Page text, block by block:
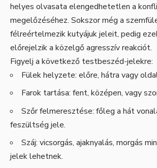
helyes olvasata elengedhetetlen a
megelőzéséhez. Sokszor még a
félreértelmezik kutyájuk jeleit, pedig
előrejelzik a közelgő agresszív reakciót.
Figyelj a következő testbeszéd-jelekre:
Fülek helyzete: előre, hátra vagy
Farok tartása: fent, középen, vagy
Szőr felmeresztése: főleg a hát
feszültség jele.
Száj: vicsorgás, ajaknyalás, morgás
jelek lehetnek.